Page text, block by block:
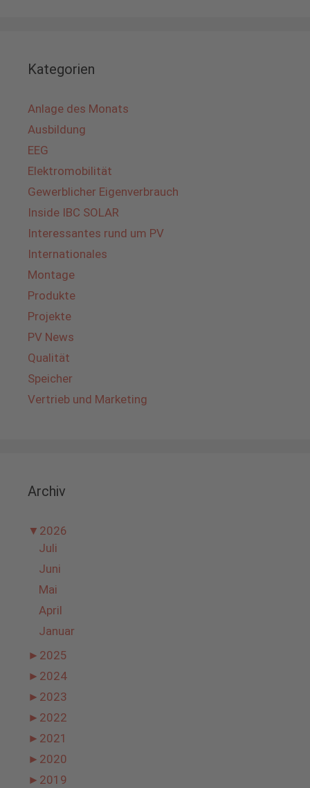
Kategorien
Anlage des Monats
Ausbildung
EEG
Elektromobilität
Gewerblicher Eigenverbrauch
Inside IBC SOLAR
Interessantes rund um PV
Internationales
Montage
Produkte
Projekte
PV News
Qualität
Speicher
Vertrieb und Marketing
Archiv
▼ 2026
Juli
Juni
Mai
April
Januar
► 2025
► 2024
► 2023
► 2022
► 2021
► 2020
► 2019